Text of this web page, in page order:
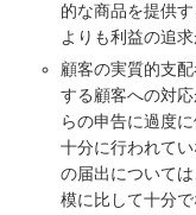
的な商品を提供
よりも利益の追
顧客の実質的支
する顧客への対
らの申告に過度
十分に行われて
の届出について
模に比して十分